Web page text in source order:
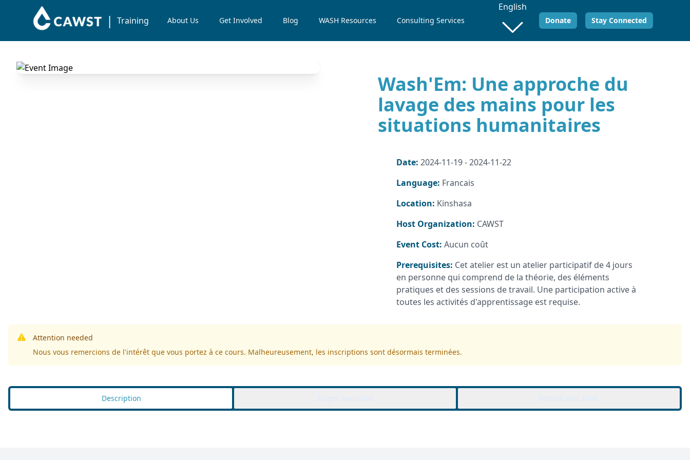
| Training About Us Get Involved Blog WASH Resources Consulting Services
English
Donate Stay Connected
Wash'Em: Une approche du
lavage des mains pour les
situations humanitaires
Date: 2024-11-19 - 2024-11-22
Language: Francais
Location: Kinshasa
Host Organization: CAWST
Event Cost: Aucun coût
Prerequisites: Cet atelier est un atelier participatif de 4 jours
en personne qui comprend de la théorie, des éléments
pratiques et des sessions de travail. Une participation active à
toutes les activités d'apprentissage est requise.
Attention needed
Nous vous remercions de l'intérêt que vous portez à ce cours. Malheureusement, les inscriptions sont désormais terminées.
Description